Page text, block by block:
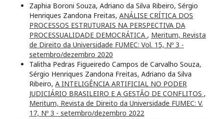
Zaphia Boroni Souza, Adriano da Silva Ribeiro, Sérgio
Henriques Zandona Freitas, ANÁLISE CRÍTICA DOS
PROCESSOS ESTRUTURAIS NA PERSPECTIVA DA
PROCESSUALIDADE DEMOCRÁTICA , Meritum, Revista
de Direito da Universidade FUMEC: Vol. 15, Nº 3 -
setembro/dezembro 2020
Talitha Pedras Figueiredo Campos de Carvalho Souza,
Sérgio Henriques Zandona Freitas, Adriano da Silva
Ribeiro, A INTELIGÊNCIA ARTIFICIAL NO PODER
JUDICIÁRIO BRASILEIRO E A GESTÃO DE CONFLITOS ,
Meritum, Revista de Direito da Universidade FUMEC: V.
17, Nº 3 - setembro/dezembro 2022